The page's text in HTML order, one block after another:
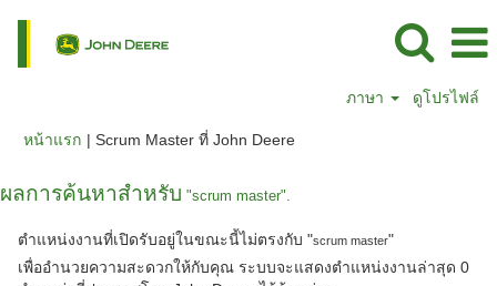
ภาษา ดูโปรไฟล์
หน้าแรก | Scrum Master ที่ John Deere(หน้า
ผลการค้นหาสำหรับ "scrum master".
ตำแหน่งงานที่เปิดรับอยู่ในขณะนี้ไม่ตรงกับ "scrum master"
เพื่ออำนวยความสะดวกให้กับคุณ ระบบจะแสดงตำแหน่งงานล่าสุด 0